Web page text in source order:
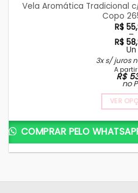
Vela Aromática Tradicional
Copo
R$
–
R$
Un
3x s/ juros
A
R$
no
VER
COMPRAR PELO